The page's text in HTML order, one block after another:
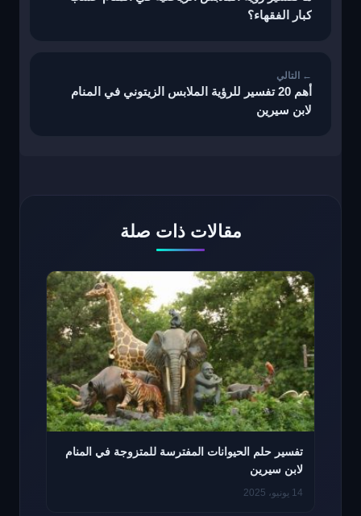
كبار الفقهاء؟
أهم 20 تفسير للرؤية الملابس الزيتوني في المنام
لابن سيرين
مقالات ذات صلة
تفسير حلم الحيوانات المفترسة للمتزوجة في المنام
لابن سيرين
14 يونيو، 2025